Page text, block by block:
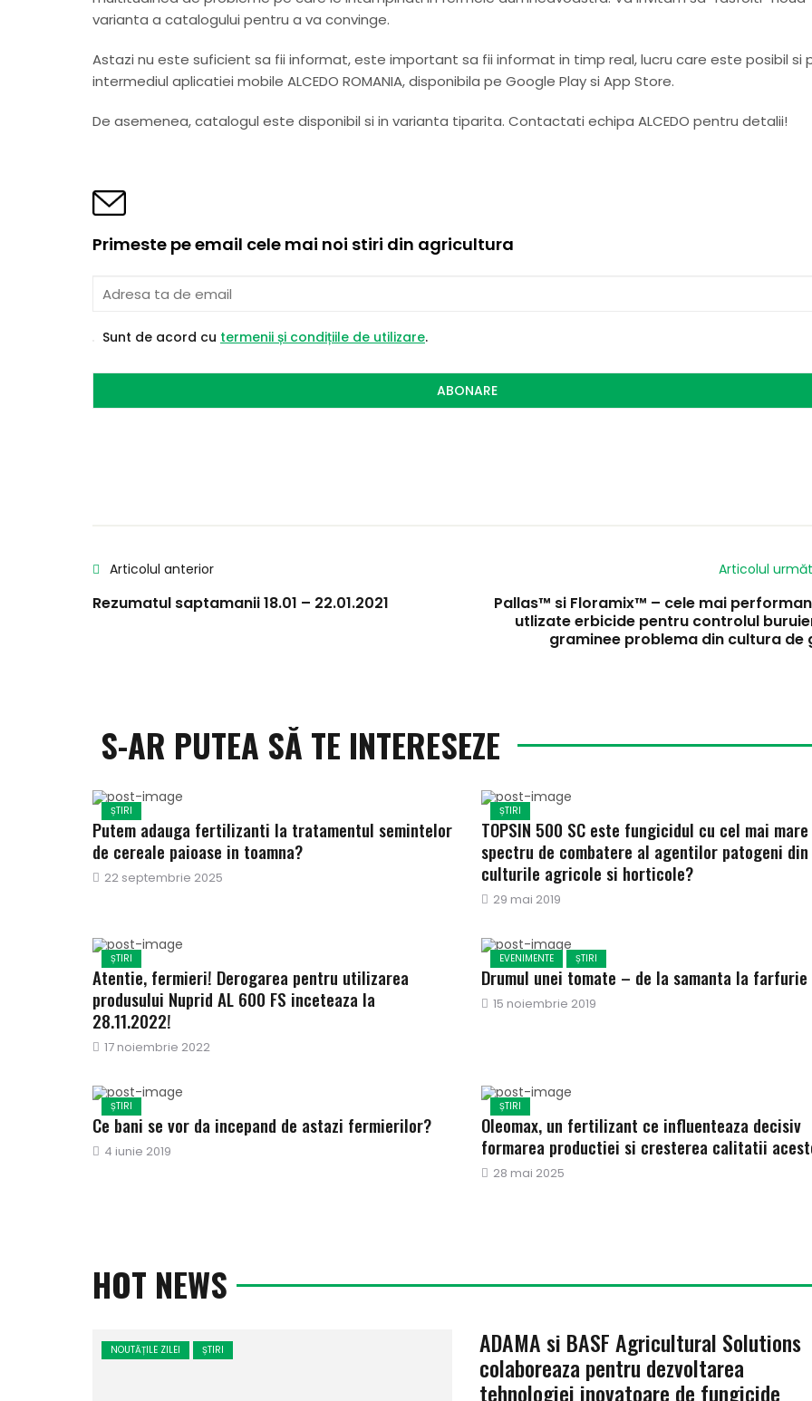
varianta a catalogului pentru a va convinge.
Astazi nu este suficient sa fii informat, este important sa fii informat in timp real, lucru care este posibil si
intermediul aplicatiei mobile ALCEDO ROMANIA, disponibila pe Google Play si App Store.
De asemenea, catalogul este disponibil si in varianta tiparita. Contactati echipa ALCEDO pentru detalii!
Primeste pe email cele mai noi stiri din agricultura
Sunt de acord cu termenii și condițiile de utilizare.
ABONARE
Articolul anterior
Rezumatul saptamanii 18.01 – 22.01.2021
Articolul
Pallas™ si Floramix™ – cele mai
utlizate erbicide pentru controlul
graminee problema din cultura de
S-AR PUTEA SĂ TE INTERESEZE
ȘTIRI
Putem adauga fertilizanti la tratamentul semintelor
de cereale paioase in toamna?
Publicat
22 septembrie 2025
ȘTIRI
TOPSIN 500 SC este fungicidul cu cel mai mare
spectru de combatere al agentilor patogeni din
culturile agricole si horticole?
Publicat
29 mai 2019
ȘTIRI
Atentie, fermieri! Derogarea pentru utilizarea
produsului Nuprid AL 600 FS inceteaza la
28.11.2022!
Publicat
17 noiembrie 2022
EVENIMENTE ȘTIRI
Drumul unei tomate – de la samanta la farfurie
Publicat
15 noiembrie 2019
ȘTIRI
Ce bani se vor da incepand de astazi fermierilor?
Publicat
4 iunie 2019
ȘTIRI
Oleomax, un fertilizant ce influenteaza decisiv
formarea productiei si cresterea calitatii
Publicat
28 mai 2025
HOT NEWS
NOUTĂȚILE ZILEI ȘTIRI ADAMA si BASF Agricultural Solutions
colaboreaza pentru dezvoltarea
tehnologiei inovatoare de fungicide